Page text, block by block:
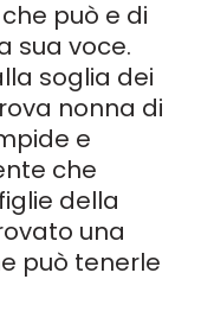
può e di
sua voce.
soglia dei
nonna di
e
che
della
una
può tenerle